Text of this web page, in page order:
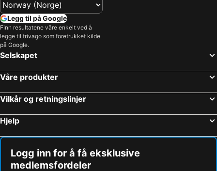
Legg til på Google
Finn resultatene våre enkelt ved å
legge til trivago som foretrukket kilde
på Google.
Selskapet
Våre produkter
Vilkår og retningslinjer
Hjelp
Logg inn for å få eksklusive
medlemsfordeler